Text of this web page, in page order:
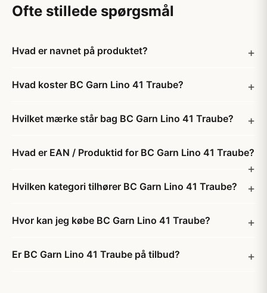
Ofte stillede spørgsmål
Hvad er navnet på produktet?
Hvad koster BC Garn Lino 41 Traube?
Hvilket mærke står bag BC Garn Lino 41 Traube?
Hvad er EAN / Produktid for BC Garn Lino 41 Traube?
Hvilken kategori tilhører BC Garn Lino 41 Traube?
Hvor kan jeg købe BC Garn Lino 41 Traube?
Er BC Garn Lino 41 Traube på tilbud?